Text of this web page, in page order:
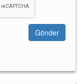
Gönder